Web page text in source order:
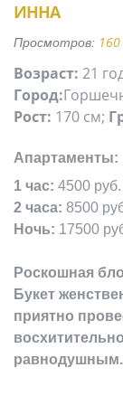
ИННА
Просмотров: 160
Возраст: 21
Город:
Рост: 170 см;
Апартаменты:
1 час: 4500 руб.
2 часа: 8500
Ночь: 17500
Роскошная
Букет
приятно